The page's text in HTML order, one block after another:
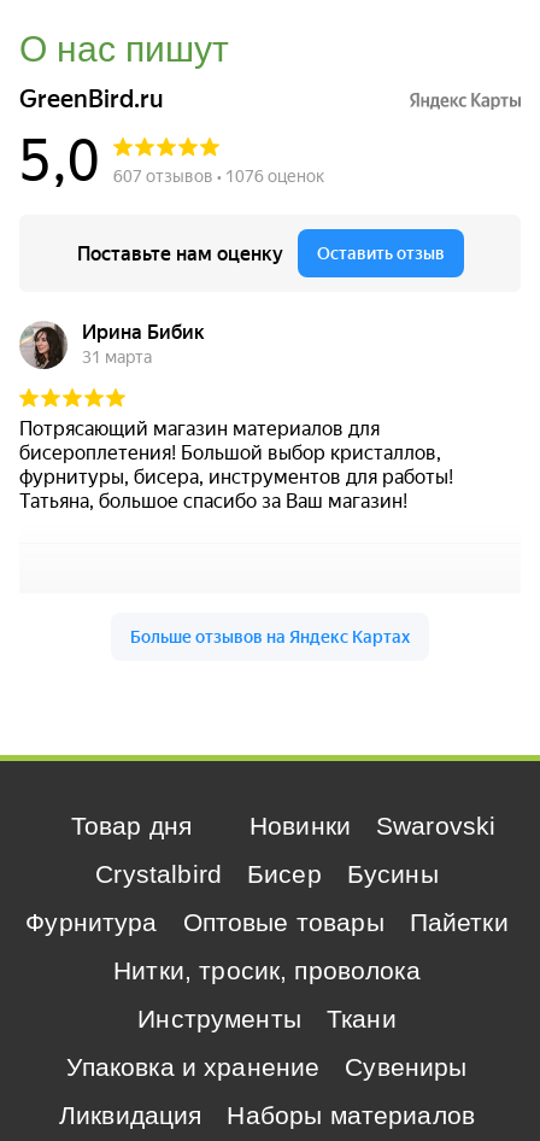
О нас пишут
Товар дня Новинки
Swarovski
Crystalbird
Бисер
Бусины
Фурнитура
Оптовые товары
Пайетки
Нитки, тросик, проволока
Инструменты
Ткани
Упаковка и хранение
Сувениры
Ликвидация
Наборы материалов